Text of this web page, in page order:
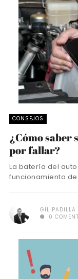
CONSEJOS
¿Cómo saber
por fallar?
La batería del
funcionamiento de
GIL PADILLA
0